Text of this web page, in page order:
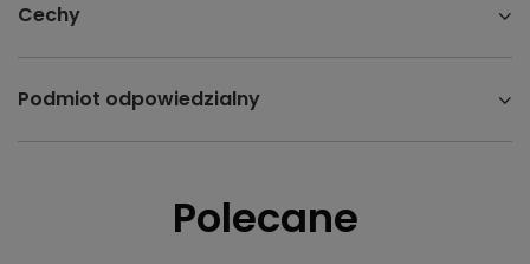
Cechy
Podmiot odpowiedzialny
Polecane